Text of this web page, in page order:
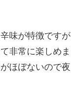
味が特徴です
非常に楽しめ
ほぼないので